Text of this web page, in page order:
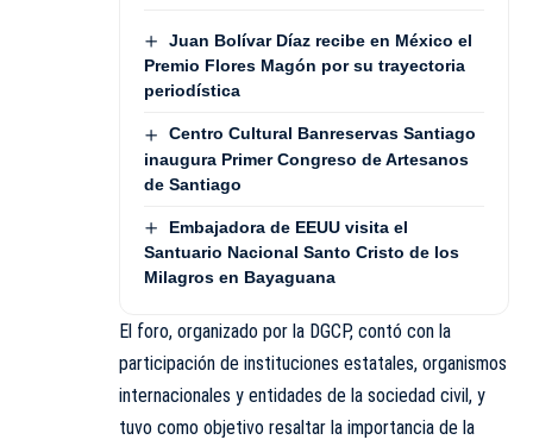
Juan Bolívar Díaz recibe en México el
Premio Flores Magón por su trayectoria
periodística
Centro Cultural Banreservas Santiago
inaugura Primer Congreso de Artesanos
de Santiago
Embajadora de EEUU visita el
Santuario Nacional Santo Cristo de los
Milagros en Bayaguana
El foro, organizado por la DGCP, contó con la
participación de instituciones estatales, organismos
internacionales y entidades de la sociedad civil, y
tuvo como objetivo resaltar la importancia de la